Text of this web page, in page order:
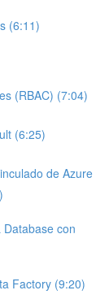
(6:11)
(RBAC) (7:04)
(6:25)
de Azure
con
Factory (9:20)